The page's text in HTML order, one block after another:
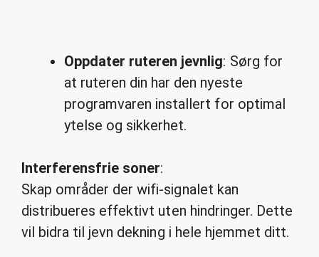
Oppdater ruteren jevnlig: Sørg for
at ruteren din har den nyeste
programvaren installert for optimal
ytelse og sikkerhet.
Interferensfrie soner:
Skap områder der wifi-signalet kan
distribueres effektivt uten hindringer. Dette
vil bidra til jevn dekning i hele hjemmet ditt.